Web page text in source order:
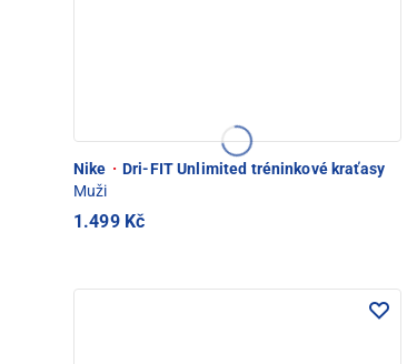
Nike · Dri-FIT Unlimited tréninkové kraťasy
Muži
1.499 Kč